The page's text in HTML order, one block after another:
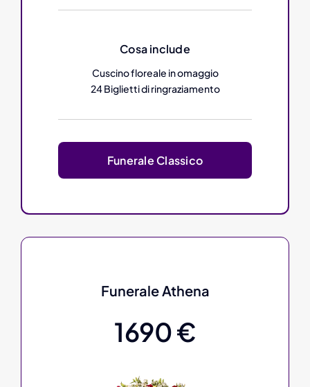
Cosa include
Cuscino floreale in omaggio
24 Biglietti di ringraziamento
Funerale Classico
Funerale Athena
1690 €